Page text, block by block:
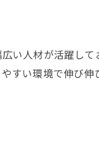
い人材が活躍し
すい環境で伸び